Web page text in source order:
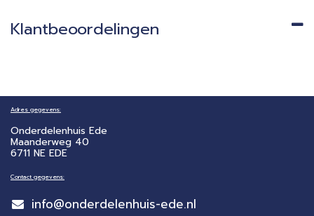
Klantbeoordelingen
Adres gegevens:
Onderdelenhuis Ede
Maanderweg 40
6711 NE EDE
Contact gegevens:
info@onderdelenhuis-ede.nl